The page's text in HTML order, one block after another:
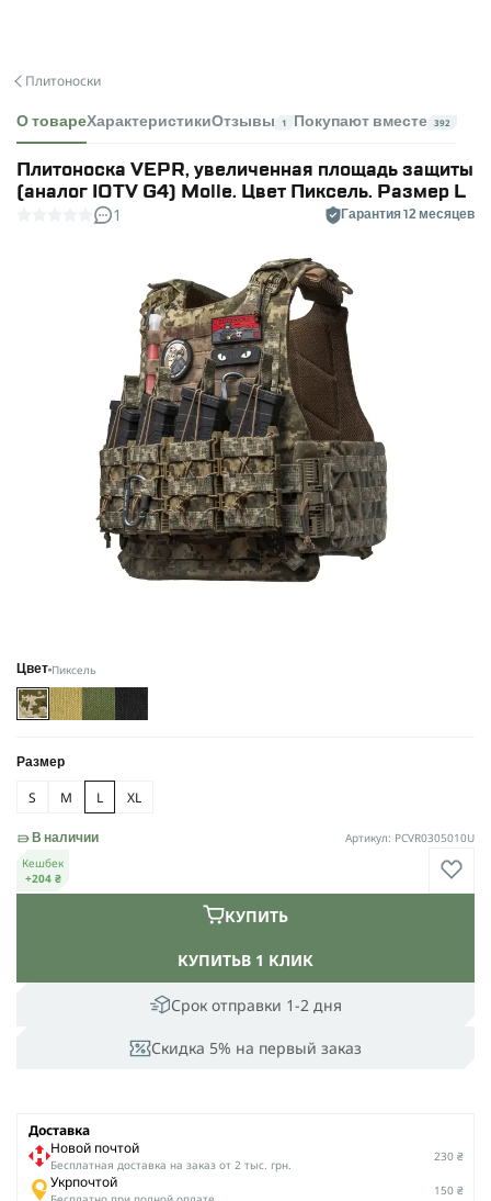
Плитоноски
О товареХарактеристикиОтзывы 1 Покупают вместе 392
Плитоноска VEPR, увеличенная площадь защиты
(аналог IOTV G4) Molle. Цвет Пиксель. Размер L
1 Гарантия 12 месяцев
Цвет Пиксель
Размер
S M L XL
Срок отправки 1-2 дня
Скидка 5% на первый заказ
КУПИТЬВ 1 КЛИК
КУПИТЬ
В наличии
Артикул: PCVR0305010U
Кешбек
+204 ₴
Доставка
Новой почтой
Беcплатная доставка на заказ от 2 тыс. грн.
230 ₴
Укрпочтой 150 ₴